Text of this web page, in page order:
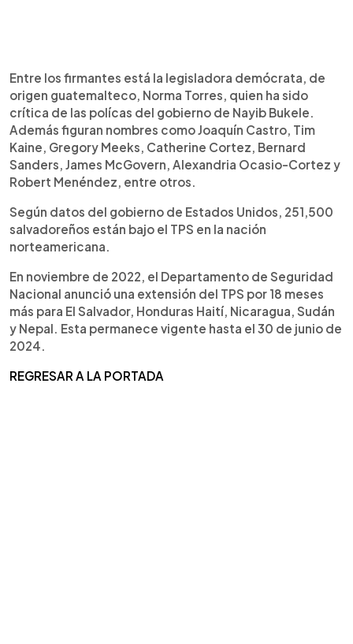
Entre los firmantes está la legisladora demócrata, de
origen guatemalteco, Norma Torres, quien ha sido
crítica de las polícas del gobierno de Nayib Bukele.
Además figuran nombres como Joaquín Castro, Tim
Kaine, Gregory Meeks, Catherine Cortez, Bernard
Sanders, James McGovern, Alexandria Ocasio-Cortez y
Robert Menéndez, entre otros.
Según datos del gobierno de Estados Unidos, 251,500
salvadoreños están bajo el TPS en la nación
norteamericana.
En noviembre de 2022, el Departamento de Seguridad
Nacional anunció una extensión del TPS por 18 meses
más para El Salvador, Honduras Haití, Nicaragua, Sudán
y Nepal. Esta permanece vigente hasta el 30 de junio de
2024.
REGRESAR A LA PORTADA